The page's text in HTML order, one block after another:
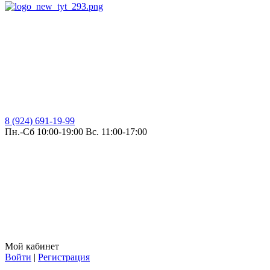
8 (924) 691-19-99
Пн.-Сб 10:00-19:00 Вс. 11:00-17:00
Мой кабинет
Войти | Регистрация